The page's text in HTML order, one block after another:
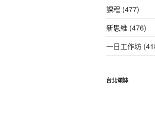
課程 (477)
新思維 (476)
一日工作坊
台北頌缽